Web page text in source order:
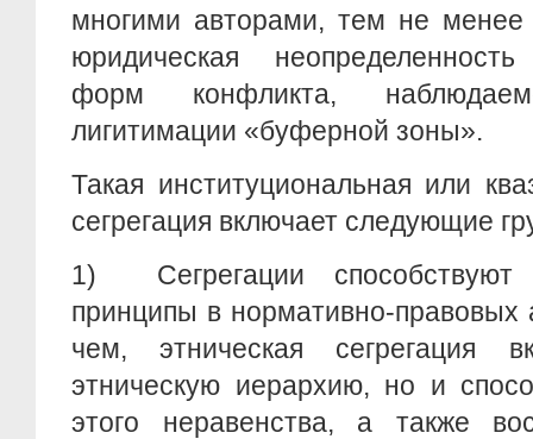
многими авторами, тем не менее
юридическая
форм конфликта,
лигитимации «буферной зоны».
Такая институциональная или
сегрегация включает следующие
1)
Сегрегации способствуют
принципы в нормативно-правовых
чем, этническая сегрегация
этническую иерархию, но и
этого неравенства, а также